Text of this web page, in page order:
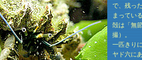
で、残っ
まってい
殻は「無
撮）。
一匹きり
ヤド六に